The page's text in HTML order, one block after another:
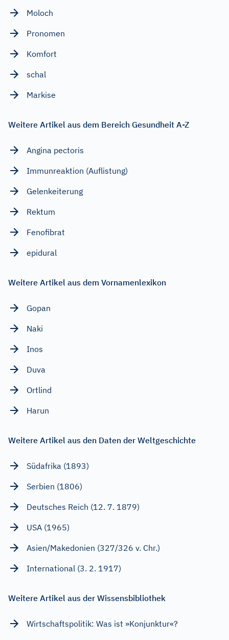
Moloch
Pronomen
Komfort
schal
Markise
Weitere Artikel aus dem Bereich Gesundheit A-Z
Angina pectoris
Immunreaktion (Auflistung)
Gelenkeiterung
Rektum
Fenofibrat
epidural
Weitere Artikel aus dem Vornamenlexikon
Gopan
Naki
Inos
Duva
Ortlind
Harun
Weitere Artikel aus den Daten der Weltgeschichte
Südafrika (1893)
Serbien (1806)
Deutsches Reich (12. 7. 1879)
USA (1965)
Asien/Makedonien (327/326 v. Chr.)
International (3. 2. 1917)
Weitere Artikel aus der Wissensbibliothek
Wirtschaftspolitik: Was ist »Konjunktur«?